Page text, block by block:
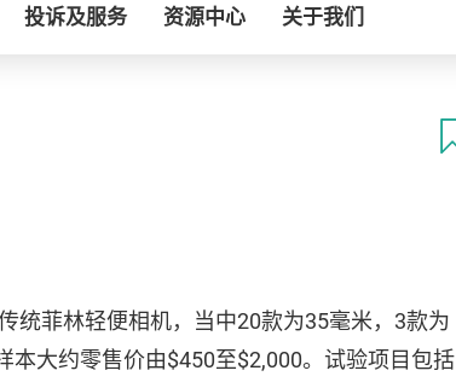
投诉及服务 资源中心 关于我们
统菲林轻便相机，当中20款为35毫米，3款为
本大约零售价由$450至$2,000。试验项目包括